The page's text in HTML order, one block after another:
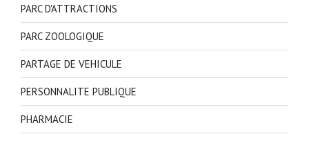
PARC D'ATTRACTIONS
PARC ZOOLOGIQUE
PARTAGE DE VEHICULE
PERSONNALITE PUBLIQUE
PHARMACIE